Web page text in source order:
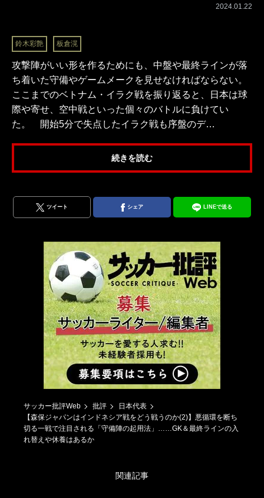
2024.01.22
鈴木彩艶 板倉滉
攻撃陣がいい形を作るためにも、中盤や最終ラインが落
ち着いた守備やゲームメークを見せなければならない。
ここまでのベトナム・イラク戦を振り返ると、日本は球
際や寄せ、空中戦といった個々のバトルに負けてい
た。 開始5分で失点したイラク戦も序盤のデ…
続きを読む
ツイート シェア LINEで送る
サッカー批評Web 批評
日本代表
【森保ジャパンはインドネシア戦をどう戦うのか(2)】悪循環を断ち
切る一戦で注目される「守備陣の起用法」……GK＆最終ラインの入
れ替えや休養はあるか
関連記事